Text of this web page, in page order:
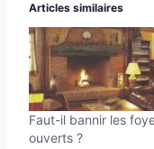
Articles similaires
Faut-il bannir les
ouverts ?